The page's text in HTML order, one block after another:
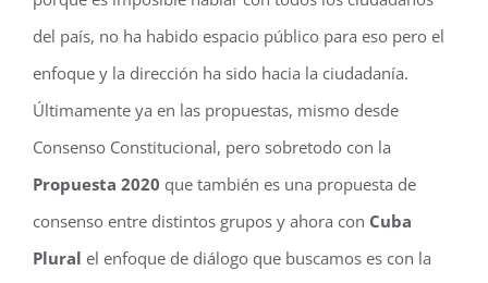
del país, no ha habido espacio público para eso pero el
enfoque y la dirección ha sido hacia la ciudadanía.
Últimamente ya en las propuestas, mismo desde
Consenso Constitucional, pero sobretodo con la
Propuesta 2020 que también es una propuesta de
consenso entre distintos grupos y ahora con Cuba
Plural el enfoque de diálogo que buscamos es con la